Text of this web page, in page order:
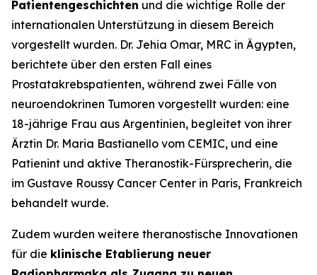
Patientengeschichten und die wichtige Rolle der
internationalen Unterstützung in diesem Bereich
vorgestellt wurden. Dr. Jehia Omar, MRC in Ägypten,
berichtete über den ersten Fall eines
Prostatakrebspatienten, während zwei Fälle von
neuroendokrinen Tumoren vorgestellt wurden: eine
18-jährige Frau aus Argentinien, begleitet von ihrer
Ärztin Dr. Maria Bastianello vom CEMIC, und eine
Patienint und aktive Theranostik-Fürsprecherin, die
im Gustave Roussy Cancer Center in Paris, Frankreich
behandelt wurde.
Zudem wurden weitere theranostische Innovationen
für die klinische Etablierung neuer